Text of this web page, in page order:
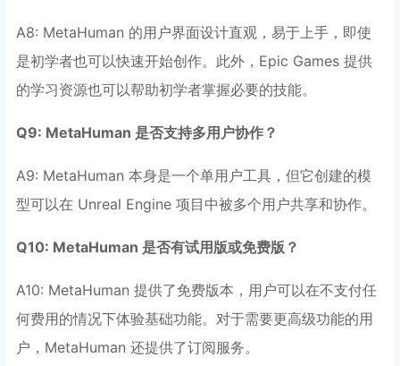
A8: MetaHuman 的用户界面设计直观，易于上手，即使
是初学者也可以快速开始创作。此外，Epic Games 提供
的学习资源也可以帮助初学者掌握必要的技能。
Q9: MetaHuman 是否支持多用户协作？
A9: MetaHuman 本身是一个单用户工具，但它创建的模
型可以在 Unreal Engine 项目中被多个用户共享和协作。
Q10: MetaHuman 是否有试用版或免费版？
A10: MetaHuman 提供了免费版本，用户可以在不支付任
何费用的情况下体验基础功能。对于需要更高级功能的用
户，MetaHuman 还提供了订阅服务。